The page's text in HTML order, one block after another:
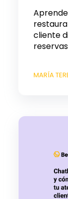
cliente
MARÍA